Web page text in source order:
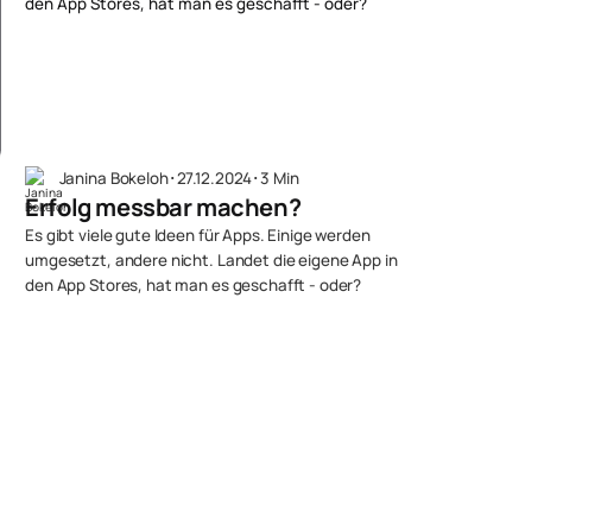
Janina Bokeloh･27.12.2024･3 Min
Erfolg messbar machen?
Es gibt viele gute Ideen für Apps. Einige werden
umgesetzt, andere nicht. Landet die eigene App in
den App Stores, hat man es geschafft - oder?